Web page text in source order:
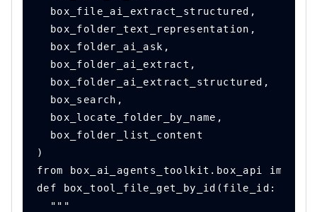
  box_file_ai_extract_structured,
  box_folder_text_representation,
  box_folder_ai_ask,
  box_folder_ai_extract,
  box_folder_ai_extract_structured,
  box_search,
  box_locate_folder_by_name,
  box_folder_list_content
)
from box_ai_agents_toolkit.box_api
def box_tool_file_get_by_id(file_id:
  """